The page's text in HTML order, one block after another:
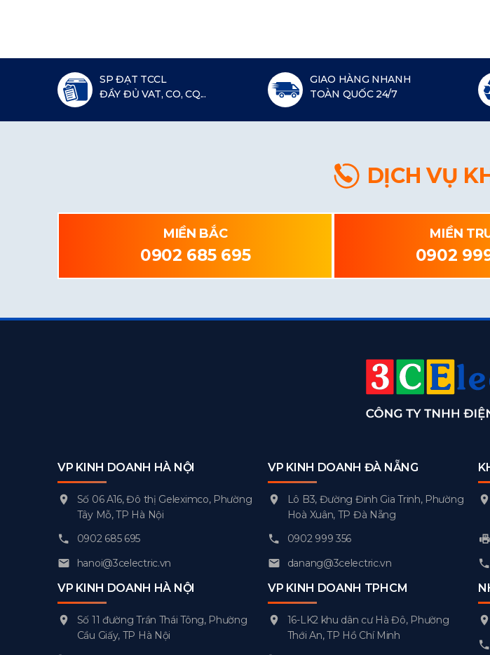
SP ĐẠT TCCL
ĐẦY ĐỦ VAT, CO, CQ...
GIAO HÀNG NHANH
TOÀN QUỐC 24/7
DỊCH VỤ
MIỀN BẮC
0902 685 695
MIỀN
0902
VP KINH DOANH HÀ NỘI
Số 06 A16, Đô thị Geleximco, Phường
Tây Mỗ, TP Hà Nội
0902 685 695
hanoi@3celectric.vn
VP KINH DOANH HÀ NỘI
Số 11 đường Trần Thái Tông, Phường
Cầu Giấy, TP Hà Nội
VP KINH DOANH ĐÀ NẴNG
Lô B3, Đường Đinh Gia Trinh, Phường
Hoà Xuân, TP Đà Nẵng
0902 999 356
danang@3celectric.vn
VP KINH DOANH TPHCM
16-LK2 khu dân cư Hà Đô, Phường
Thới An, TP Hồ Chí Minh